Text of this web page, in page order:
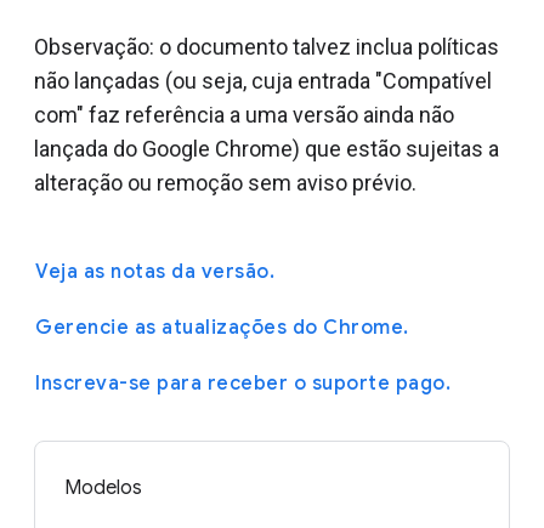
Observação: o documento talvez inclua políticas
não lançadas (ou seja, cuja entrada "Compatível
com" faz referência a uma versão ainda não
lançada do Google Chrome) que estão sujeitas a
alteração ou remoção sem aviso prévio.
Veja as notas da versão.
Gerencie as atualizações do Chrome.
Inscreva-se para receber o suporte pago.
Modelos